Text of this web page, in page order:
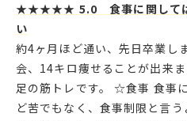
★★★★★ 5.0 食事に関しては
い
約4ヶ月ほど通い、先日卒業し
会、14キロ痩せることが出来
足の筋トレです。 ☆食事 食事
ど苦でもなく、食事制限と言